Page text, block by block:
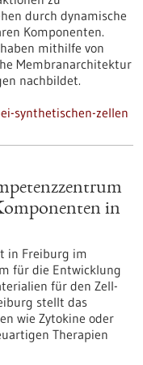
durch dynamische
Komponenten.
mithilfe von
Membranarchitektur
nachbildet.
synthetischen-zellen
in
in Freiburg im
für die Entwicklung
für den Zell-
stellt das
wie Zytokine oder
Therapien